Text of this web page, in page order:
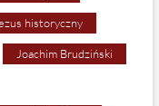
historyczny
Joachim Brudziński